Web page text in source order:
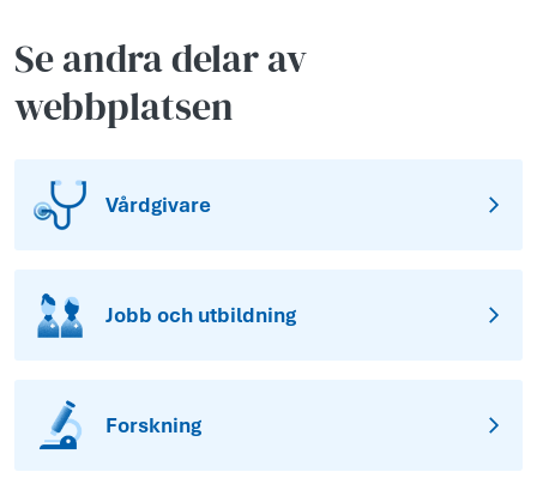
Se andra delar av
webbplatsen
Vårdgivare
Jobb och utbildning
Forskning